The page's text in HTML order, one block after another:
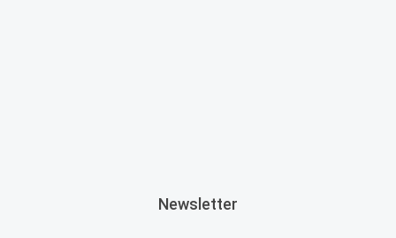
Newsletter